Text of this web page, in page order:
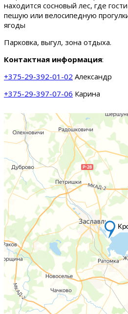
находится сосновый лес, где
пешую или велосипедную
ягоды
Парковка, выгул, зона отдыха.
Контактная информация:
+375-29-392-01-02 Александр
+375-29-397-07-06 Карина